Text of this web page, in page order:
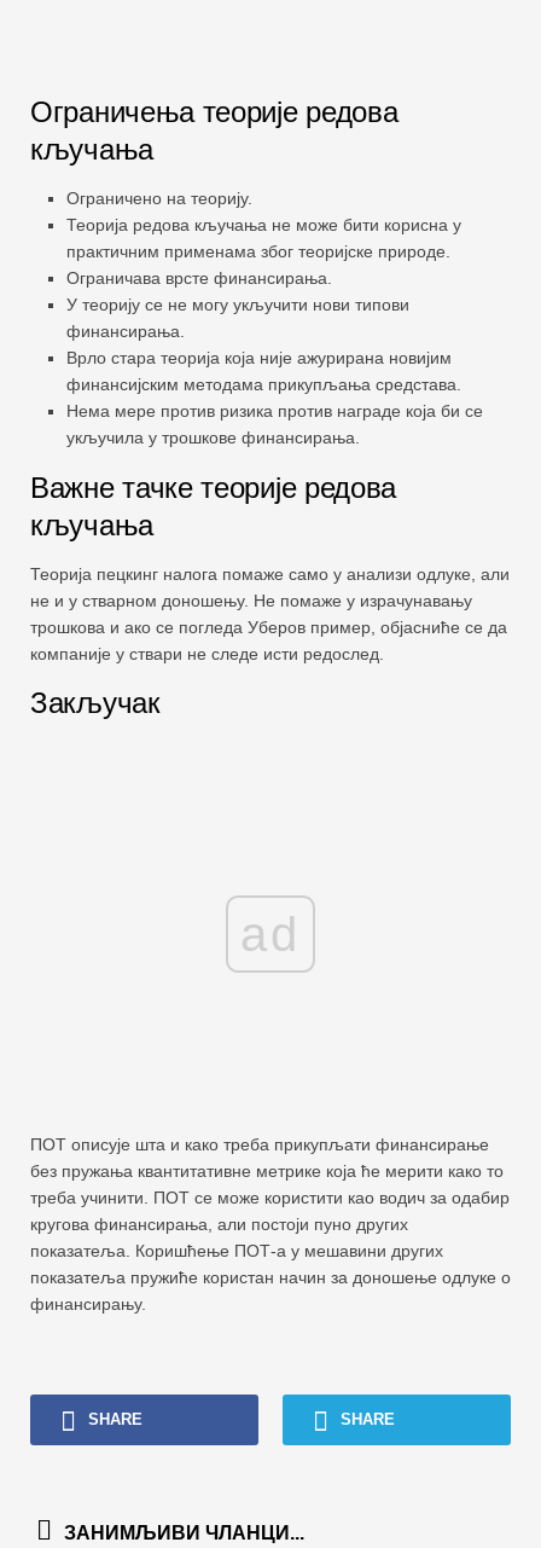
Ограничења теорије редова
кључања
Ограничено на теорију.
Теорија редова кључања не може бити корисна у
практичним применама због теоријске природе.
Ограничава врсте финансирања.
У теорију се не могу укључити нови типови
финансирања.
Врло стара теорија која није ажурирана новијим
финансијским методама прикупљања средстава.
Нема мере против ризика против награде која би се
укључила у трошкове финансирања.
Важне тачке теорије редова
кључања
Теорија пецкинг налога помаже само у анализи одлуке, али
не и у стварном доношењу. Не помаже у израчунавању
трошкова и ако се погледа Уберов пример, објасниће се да
компаније у ствари не следе исти редослед.
Закључак
ad
ПОТ описује шта и како треба прикупљати финансирање
без пружања квантитативне метрике која ће мерити како то
треба учинити. ПОТ се може користити као водич за одабир
кругова финансирања, али постоји пуно других
показатеља. Коришћење ПОТ-а у мешавини других
показатеља пружиће користан начин за доношење одлуке о
финансирању.
SHARE SHARE
ЗАНИМЉИВИ ЧЛАНЦИ...